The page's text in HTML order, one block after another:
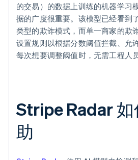
的交易）的数据上训练的机器学习
据的广度很重要。该模型已经看到
类型的欺诈模式，而单一商家的欺
设置规则以根据分数阈值拦截、允
每次想要调整阈值时，无需工程人
Stripe Radar
助